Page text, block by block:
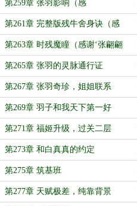
谢‘赈早青琥珀主’打赏盟主）
第259章 张羽影响（感
谢‘qyqxxxxxxx’打赏的第三个盟主）
第261章 完整版残牛舍身诀（感
谢‘六道苍玄’打赏盟主）
第263章 时残魔瞳（感谢‘张翩翩
喵’伊芙再送张翩翩10个奥斯卡奖
杯）
第265章 张羽的灵脉通行证
第267章 张羽奇珍，姐姐联系
第269章 羽子和我天下第一好
第271章 福姬升级，过关二层
第273章 和白真真的约定
第275章 筑基班
第277章 天赋极差，纯靠背景